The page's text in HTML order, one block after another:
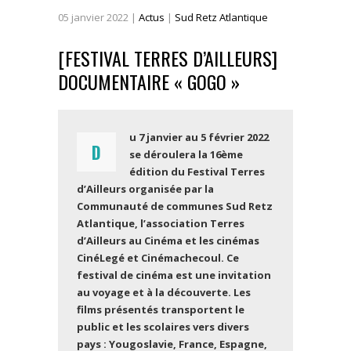
05 janvier2022 | Actus | Sud Retz Atlantique
[FESTIVAL TERRES D’AILLEURS]
DOCUMENTAIRE « GOGO »
D
u 7 janvier au 5 février 2022
se déroulera la 16ème
édition du Festival Terres
d’Ailleurs organisée par la
Communauté de communes Sud Retz
Atlantique, l’association Terres
d’Ailleurs au Cinéma et les cinémas
CinéLegé et Cinémachecoul. Ce
festival de cinéma est une invitation
au voyage et à la découverte. Les
films présentés transportent le
public et les scolaires vers divers
pays : Yougoslavie, France, Espagne,